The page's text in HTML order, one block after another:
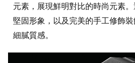
元素，展現鮮明對比的時尚元素
堅固形象，以及完美的手工修飾
細膩質感。